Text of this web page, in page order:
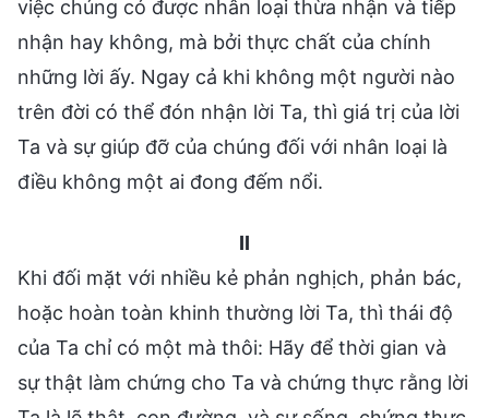
việc chúng có được nhân loại thừa nhận và tiếp
nhận hay không, mà bởi thực chất của chính
những lời ấy. Ngay cả khi không một người nào
trên đời có thể đón nhận lời Ta, thì giá trị của lời
Ta và sự giúp đỡ của chúng đối với nhân loại là
điều không một ai đong đếm nổi.
II
Khi đối mặt với nhiều kẻ phản nghịch, phản bác,
hoặc hoàn toàn khinh thường lời Ta, thì thái độ
của Ta chỉ có một mà thôi: Hãy để thời gian và
sự thật làm chứng cho Ta và chứng thực rằng lời